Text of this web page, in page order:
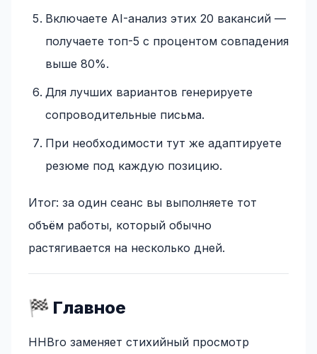
Включаете AI-анализ этих 20 вакансий —
получаете топ-5 с процентом совпадения
выше 80%.
Для лучших вариантов генерируете
сопроводительные письма.
При необходимости тут же адаптируете
резюме под каждую позицию.
Итог: за один сеанс вы выполняете тот
объём работы, который обычно
растягивается на несколько дней.
🏁 Главное
HHBro заменяет стихийный просмотр